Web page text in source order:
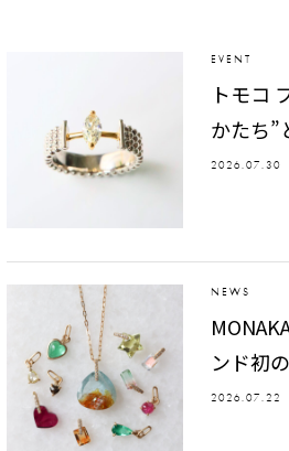
EVENT
トモコ
かたち”
2026.07.30
NEWS
ンド初
2026.07.22